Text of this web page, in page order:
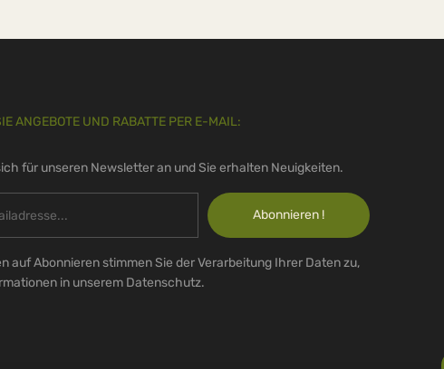
ANGEBOTE UND RABATTE PER E-MAIL:
für unseren Newsletter an und Sie erhalten Neuigkeiten.
Abonnieren !
auf Abonnieren stimmen Sie der Verarbeitung Ihrer Daten zu,
in unserem Datenschutz.